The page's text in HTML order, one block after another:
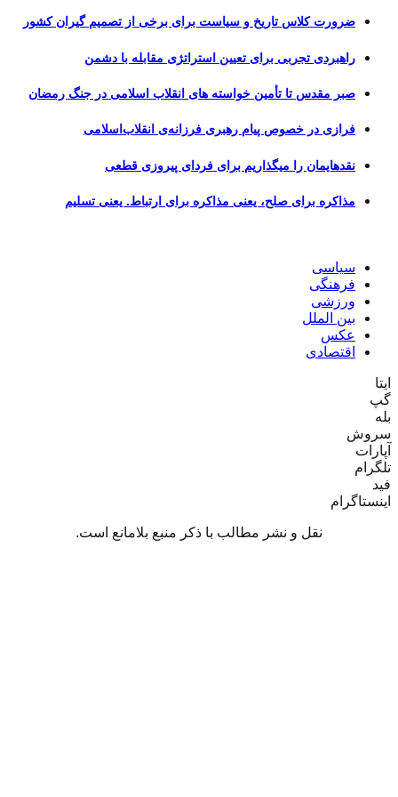
کلاس تاریخ و سیاست برای برخی از تصمیم گیران کشور
تجربی برای تعیین استراتژی مقابله با دشمن
مقدس تا تأمین خواسته های انقلاب اسلامی در جنگ رمضان
در خصوص پیام رهبری فرزانه‌ی انقلاب‌اسلامی
را میگذاریم برای فردای پیروزی قطعی
برای صلح، یعنی مذاکره برای ارتباط. یعنی تسلیم
الملل
نقل و نشر مطالب با ذکر منبع بلامانع است.